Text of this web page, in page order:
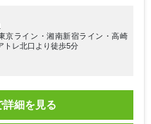
京ライン・湘南新宿ライン・高崎
トレ北口より徒歩5分
詳細を見る